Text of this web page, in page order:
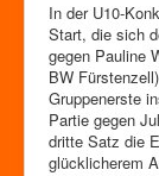
In der U10-
Start, die sich
gegen Pauline
BW
Gruppenerste
Partie gegen
dritte Satz die
glücklicherem